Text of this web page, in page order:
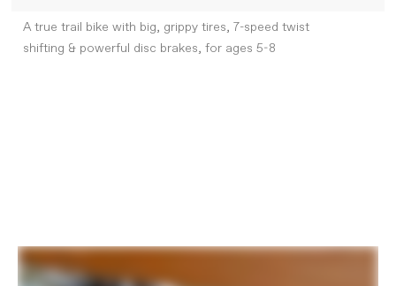
A true trail bike with big, grippy tires, 7-speed twist
shifting & powerful disc brakes, for ages 5-8